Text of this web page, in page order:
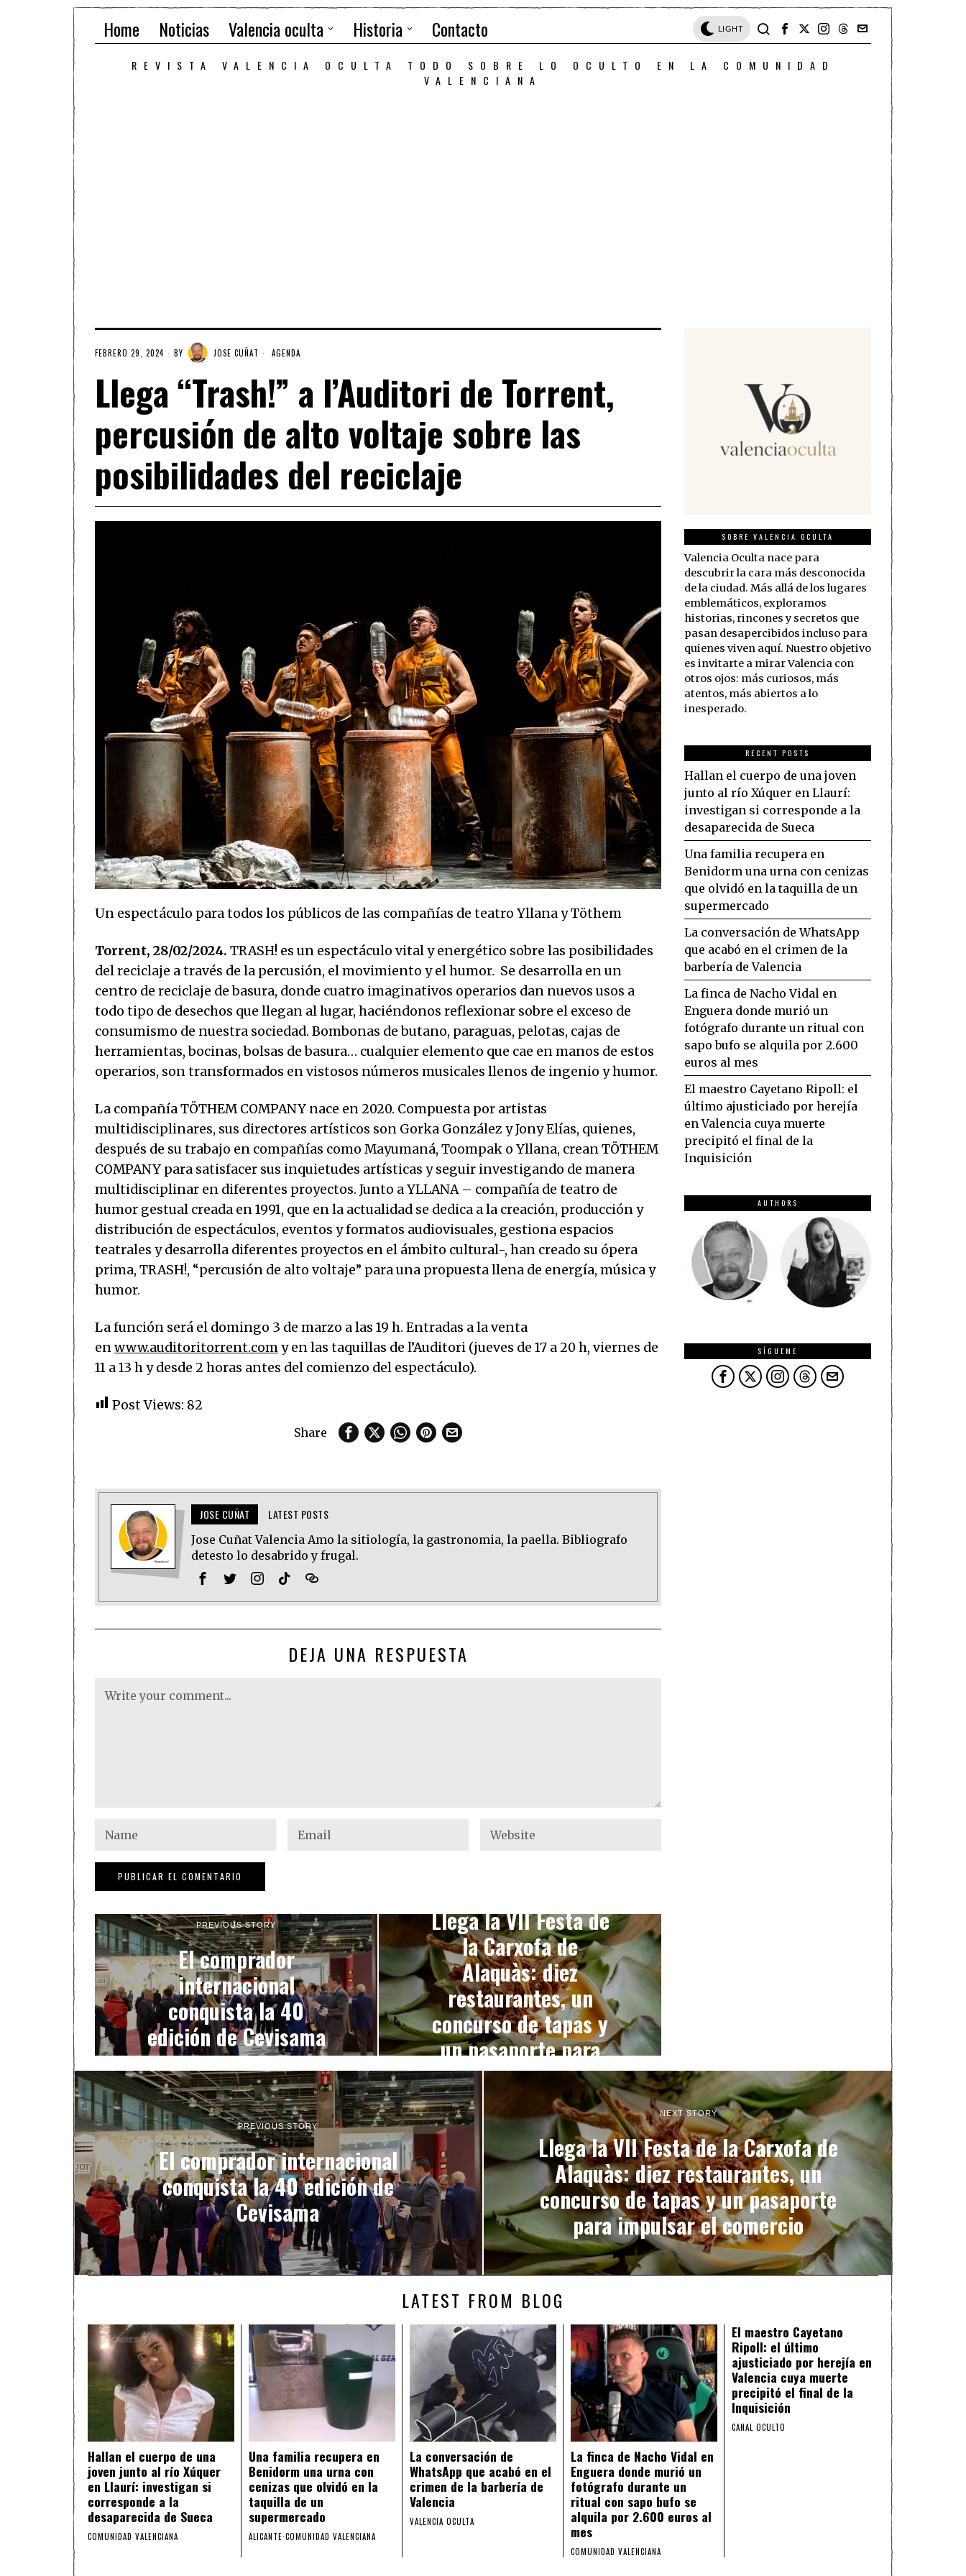
Home Noticias Valencia oculta Historia Contacto LIGHT
REVISTA VALENCIA OCULTA TODO SOBRE LO OCULTO EN LA COMUNIDAD
VALENCIANA
FEBRERO 29, 2024 BY JOSE CUÑAT AGENDA
Llega “Trash!” a l’Auditori de Torrent,
percusión de alto voltaje sobre las
posibilidades del reciclaje
Un espectáculo para todos los públicos de las compañías de teatro Yllana y Töthem
Torrent, 28/02/2024. TRASH! es un espectáculo vital y energético sobre las posibilidades
del reciclaje a través de la percusión, el movimiento y el humor. Se desarrolla en un
centro de reciclaje de basura, donde cuatro imaginativos operarios dan nuevos usos a
todo tipo de desechos que llegan al lugar, haciéndonos reflexionar sobre el exceso de
consumismo de nuestra sociedad. Bombonas de butano, paraguas, pelotas, cajas de
herramientas, bocinas, bolsas de basura… cualquier elemento que cae en manos de estos
operarios, son transformados en vistosos números musicales llenos de ingenio y humor.
La compañía TÖTHEM COMPANY nace en 2020. Compuesta por artistas
multidisciplinares, sus directores artísticos son Gorka González y Jony Elías, quienes,
después de su trabajo en compañías como Mayumaná, Toompak o Yllana, crean TÖTHEM
COMPANY para satisfacer sus inquietudes artísticas y seguir investigando de manera
multidisciplinar en diferentes proyectos. Junto a YLLANA – compañía de teatro de
humor gestual creada en 1991, que en la actualidad se dedica a la creación, producción y
distribución de espectáculos, eventos y formatos audiovisuales, gestiona espacios
teatrales y desarrolla diferentes proyectos en el ámbito cultural-, han creado su ópera
prima, TRASH!, “percusión de alto voltaje” para una propuesta llena de energía, música y
humor.
La función será el domingo 3 de marzo a las 19 h. Entradas a la venta
enwww.auditoritorrent.comy en las taquillas de l’Auditori (jueves de 17 a 20 h, viernes de
11 a 13 h y desde 2 horas antes del comienzo del espectáculo).
Post Views: 82
Share
JOSE CUÑAT LATEST POSTS
Jose Cuñat Valencia Amo la sitiología, la gastronomia, la paella. Bibliografo
detesto lo desabrido y frugal.
DEJA UNA RESPUESTA
PREVIOUS STORY
El comprador
internacional
conquista la 40
edición de Cevisama
Llega la VII Festa de
la Carxofa de
Alaquàs: diez
restaurantes, un
concurso de tapas y
un pasaporte para
impulsar el comercio
SOBRE VALENCIA OCULTA
Valencia Oculta nace para
descubrir la cara más desconocida
de la ciudad. Más allá de los lugares
emblemáticos, exploramos
historias, rincones y secretos que
pasan desapercibidos incluso para
quienes viven aquí. Nuestro objetivo
es invitarte a mirar Valencia con
otros ojos: más curiosos, más
atentos, más abiertos a lo
inesperado.
RECENT POSTS
Hallan el cuerpo de una joven
junto al río Xúquer en Llaurí:
investigan si corresponde a la
desaparecida de Sueca
Una familia recupera en
Benidorm una urna con cenizas
que olvidó en la taquilla de un
supermercado
La conversación de WhatsApp
que acabó en el crimen de la
barbería de Valencia
La finca de Nacho Vidal en
Enguera donde murió un
fotógrafo durante un ritual con
sapo bufo se alquila por 2.600
euros al mes
El maestro Cayetano Ripoll: el
último ajusticiado por herejía
en Valencia cuya muerte
precipitó el final de la
Inquisición
AUTHORS
SÍGUEME
PREVIOUS STORY
El comprador internacional
conquista la 40 edición de
Cevisama
NEXT STORY
Llega la VII Festa de la Carxofa de
Alaquàs: diez restaurantes, un
concurso de tapas y un pasaporte
para impulsar el comercio
LATEST FROM BLOG
Hallan el cuerpo de una
joven junto al río Xúquer
en Llaurí: investigan si
corresponde a la
desaparecida de Sueca
COMUNIDAD VALENCIANA
Una familia recupera en
Benidorm una urna con
cenizas que olvidó en la
taquilla de un
supermercado
ALICANTE·COMUNIDAD VALENCIANA
La conversación de
WhatsApp que acabó en el
crimen de la barbería de
Valencia
VALENCIA OCULTA
La finca de Nacho Vidal en
Enguera donde murió un
fotógrafo durante un
ritual con sapo bufo se
alquila por 2.600 euros al
mes
COMUNIDAD VALENCIANA
El maestro Cayetano
Ripoll: el último
ajusticiado por herejía en
Valencia cuya muerte
precipitó el final de la
Inquisición
CANAL OCULTO